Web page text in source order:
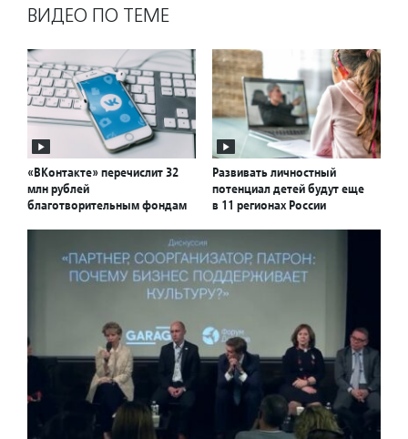
ВИДЕО ПО ТЕМЕ
«ВКонтакте» перечислит 32
млн рублей
благотворительным фондам
Развивать личностный
потенциал детей будут еще
в 11 регионах России